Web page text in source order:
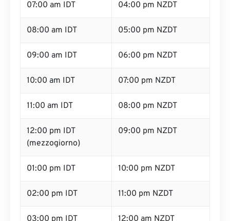
07:00 am IDT 04:00 pm NZDT
08:00 am IDT 05:00 pm NZDT
09:00 am IDT 06:00 pm NZDT
10:00 am IDT 07:00 pm NZDT
11:00 am IDT 08:00 pm NZDT
12:00 pm IDT
(mezzogiorno)
09:00 pm NZDT
01:00 pm IDT 10:00 pm NZDT
02:00 pm IDT 11:00 pm NZDT
03:00 pm IDT
12:00 am NZDT